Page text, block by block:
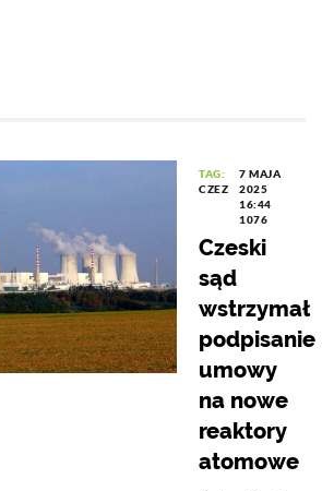
TAG:
CZEZ
7 MAJA
2025
16:44
1076
Czeski
sąd
wstrzymał
podpisanie
umowy
na nowe
reaktory
atomowe